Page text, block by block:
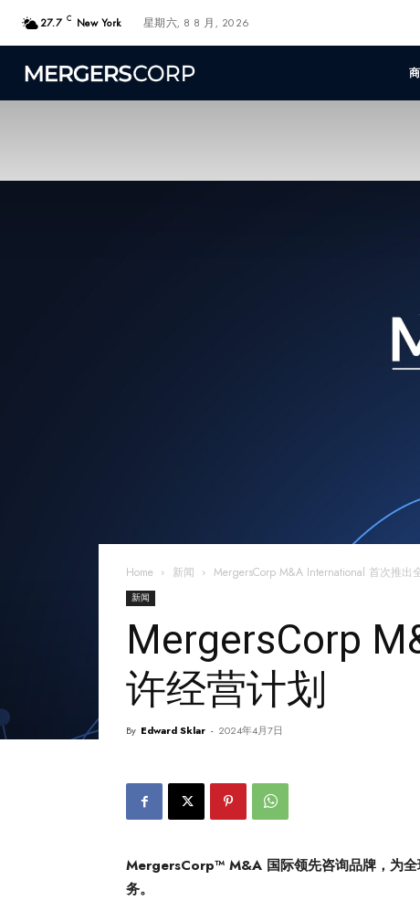
27.7 C New York 星期六, 8 8 月, 2026
Home 新闻 MergersCorp M&A International 首次推出
新闻
MergersCorp
许经营计划
By Edward Sklar - 2024年4月7日
MergersCorp™ M&A 国际领先咨询品牌，为全
务。